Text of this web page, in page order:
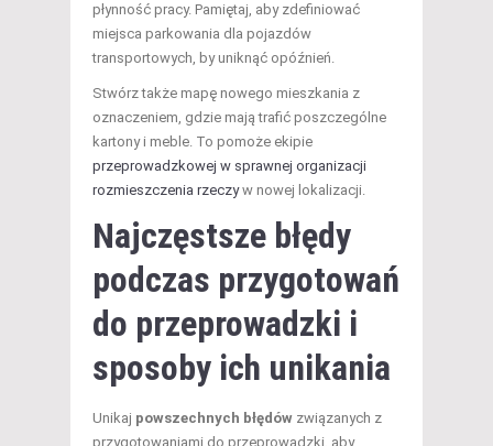
płynność pracy. Pamiętaj, aby zdefiniować
miejsca parkowania dla pojazdów
transportowych, by uniknąć opóźnień.
Stwórz także mapę nowego mieszkania z
oznaczeniem, gdzie mają trafić poszczególne
kartony i meble. To pomoże ekipie
przeprowadzkowej w sprawnej organizacji
rozmieszczenia rzeczyw nowej lokalizacji.
Najczęstsze błędy
podczas przygotowań
do przeprowadzki i
sposoby ich unikania
Unikaj powszechnych błędów związanych z
przygotowaniami do przeprowadzki, aby